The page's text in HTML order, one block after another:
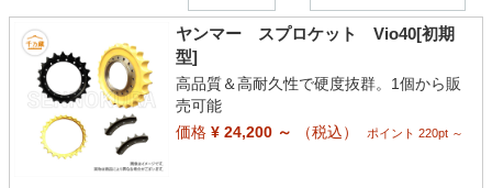
ヤンマー スプロケット Vio40[初期
型]
高品質＆高耐久性で硬度抜群。1個から販
売可能
価格¥ 24,200 ～ （税込） ポイント 220pt ～